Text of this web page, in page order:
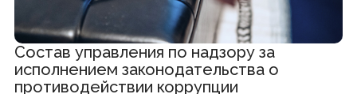
Состав управления по надзору за
исполнением законодательства о
противодействии коррупции